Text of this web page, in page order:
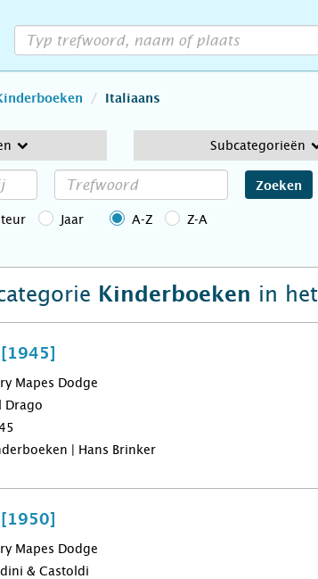
Italiaans
Subcategorieën
Zoeken
Jaar A-Z Z-A
Kinderboeken in het
Mapes Dodge
Drago
| Hans Brinker
Mapes Dodge
& Castoldi